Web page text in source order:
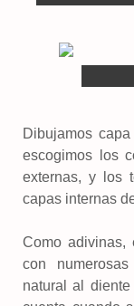
Dibujamos
escogimos los
externas, y los
capas internas
Como adivinas,
con
natural al